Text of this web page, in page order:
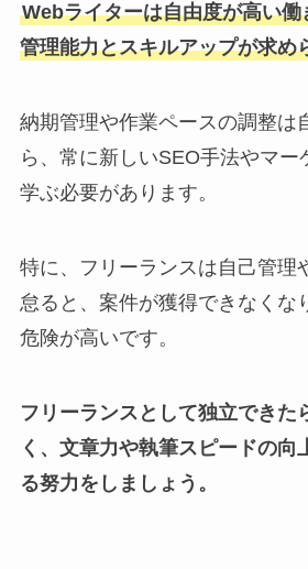
Webライターは自由度が高い
管理能力とスキルアップが求め
納期管理や作業ペースの調整は
ら、常に新しいSEO手法やマー
学ぶ必要があります。
特に、フリーランスは自己管理
怠ると、案件が獲得できなくな
危険が高いです。
フリーランスとして独立できた
く、文章力や執筆スピードの向
る努力をしましょう。